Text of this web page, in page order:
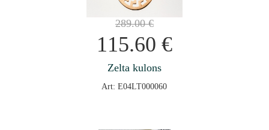
289.00€
115.60 €
Zelta kulons
Art: E04LT000060